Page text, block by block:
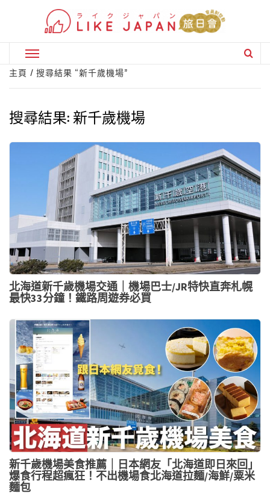
Primary
Menu
主頁 搜尋結果 “新千歲機場”
搜尋結果:新千歲機場
北海道新千歲機場交通｜機場巴士/JR特快直奔札幌
最快33分鐘！鐵路周遊券必買
新千歲機場美食推薦｜日本網友「北海道即日來回」
爆食行程超瘋狂！不出機場食北海道拉麵/海鮮/粟米
麵包